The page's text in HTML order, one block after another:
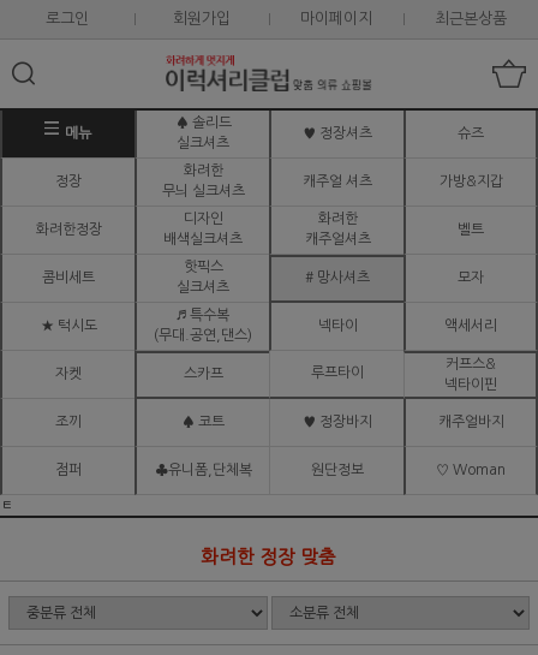
로그인 회원가입 마이페이지 최근본상품
메뉴
♠ 솔리드
실크셔츠
♥ 정장셔츠 슈즈
정장
화려한
무늬 실크셔츠
캐주얼 셔츠 가방&지갑
화려한정장
디자인
배색실크셔츠
화려한
캐주얼셔츠
벨트
콤비세트
핫픽스
실크셔츠
# 망사셔츠 모자
★ 턱시도
♬ 특수복
(무대.공연,댄스)
넥타이 액세서리
자켓 스카프 루프타이
커프스&
넥타이핀
조끼 ♠ 코트 ♥ 정장바지 캐주얼바지
점퍼 ♣유니폼,단체복 원단정보 ♡ Woman
ㅌ
화려한 정장 맞춤